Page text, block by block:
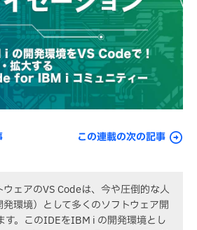
この連載の次の記事
ウェアのVS Codeは、今や圧倒的な人
環境）として多くのソフトウェア開
す。このIDEをIBM i の開発環境とし